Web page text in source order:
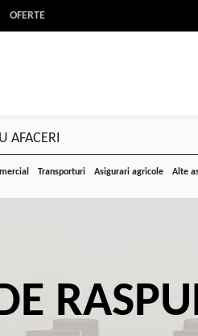
OFERTE
AFACERI
Transporturi Asigurari agricole Alte